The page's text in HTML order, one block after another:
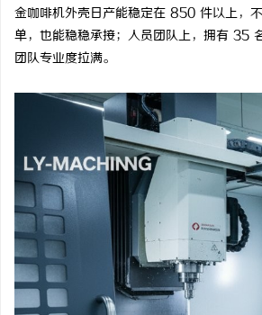
金咖啡机外壳日产能稳定在 850 件以上，
单，也能稳稳承接；人员团队上，拥有 35
团队专业度拉满。